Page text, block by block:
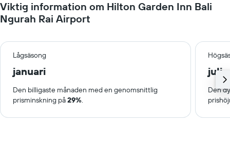
Viktig information om Hilton Garden Inn Bali
Ngurah Rai Airport
Lågsäsong
januari juli
Den billigaste månaden med en genomsnittlig
prisminskning på29%.
Den